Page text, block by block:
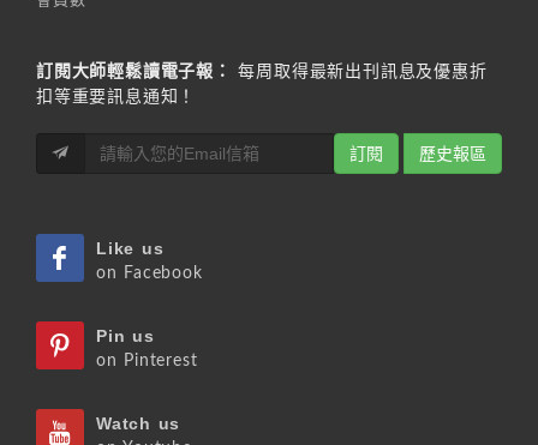
訂閱大師輕鬆讀電子報：
每周取得最新出刊訊息及優惠折
扣等重要訊息通知！
訂閱 歷史報區
Like us
on Facebook
Pin us
on Pinterest
Watch us